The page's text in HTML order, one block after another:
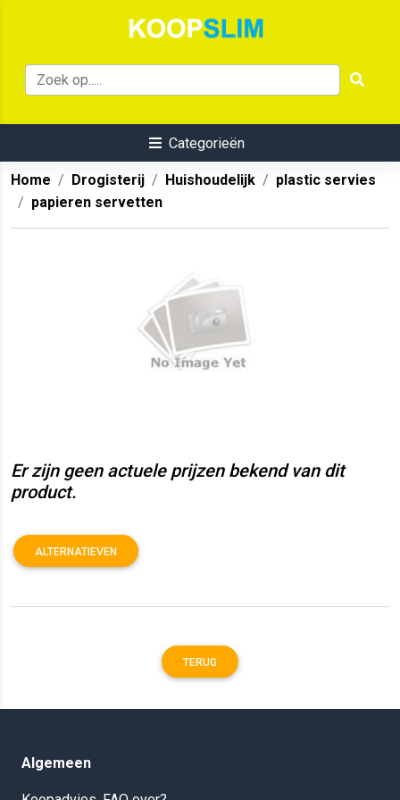
Categorieën
Home Drogisterij Huishoudelijk
plastic servies
papieren servetten
Er zijn geen actuele prijzen bekend van dit
product.
ALTERNATIEVEN
TERUG
Algemeen